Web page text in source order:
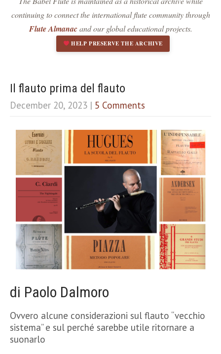
format_underlined Underline links
Mark links
e
t
a
o
p
t
i
s
continuing to connect the international flute community through
Flute Almanacand our global educational projects.
HELP PRESERVE THE ARCHIVE
Il flauto prima del flauto
December 20, 2023 | 5 Comments
di Paolo Dalmoro
Ovvero alcune considerazioni sul flauto “vecchio
sistema” e sul perché sarebbe utile ritornare a
suonarlo